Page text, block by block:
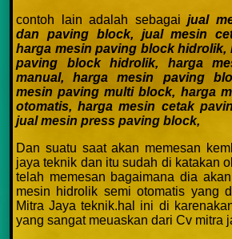
contoh lain adalah sebagaijual
dan paving block, jual mesin
harga mesin paving block hidrolik,
paving block hidrolik, harga
manual,harga mesin paving
mesin paving multi block, harga
otomatis,harga mesin cetak
jual mesin press paving block,
Dan suatu saat akan memesan
jaya teknik dan itu sudah di katakan
telah memesan bagaimana dia
mesin hidrolik semi otomatis yang
Mitra Jaya teknik.hal ini di
yang sangat meuaskan dari Cv mitra